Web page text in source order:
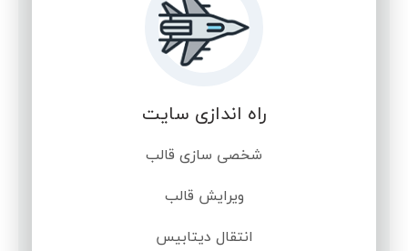
راه اندازی سایت
شخصی سازی قالب
ویرایش قالب
انتقال دیتابیس